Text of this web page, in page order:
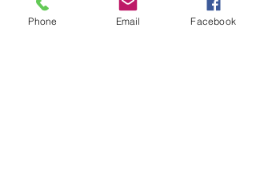
Phone Email Facebook